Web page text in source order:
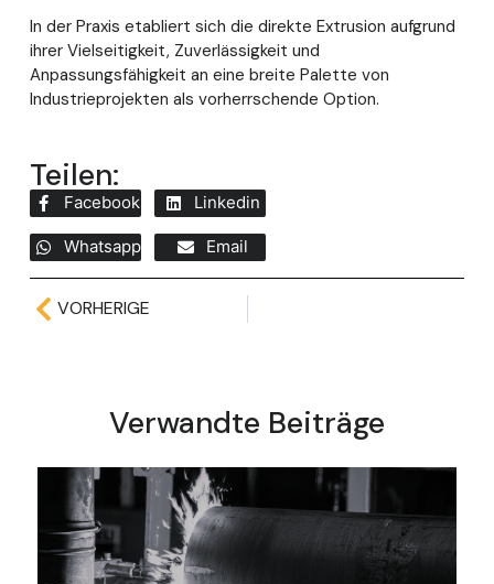
In der Praxis etabliert sich die direkte Extrusion aufgrund
ihrer Vielseitigkeit, Zuverlässigkeit und
Anpassungsfähigkeit an eine breite Palette von
Industrieprojekten als vorherrschende Option.
Teilen:
Facebook Linkedin
Whatsapp Email
VORHERIGE
Verwandte Beiträge